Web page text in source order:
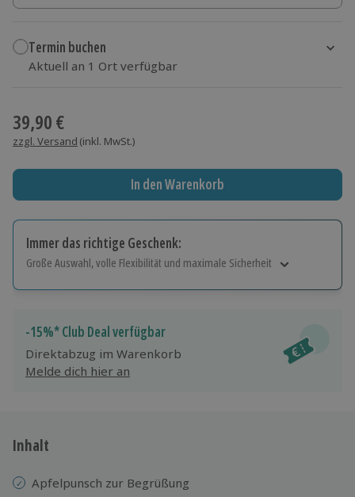
Termin buchen
Aktuell an 1 Ort verfügbar
39,90 €
zzgl. Versand (inkl. MwSt.)
In den Warenkorb
Immer das richtige Geschenk:
Große Auswahl, volle Flexibilität und maximale Sicherheit
Jeder Gutschein für alle Erlebnisse einlösbar.
Maximale Sicherheit
10 Jahre gültig & verlängerbar.
-15%* Club Deal verfügbar
Direktabzug im Warenkorb
Melde dich hier an
Inhalt
Apfelpunsch zur Begrüßung